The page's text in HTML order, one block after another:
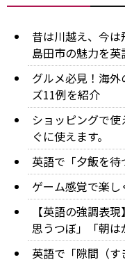
昔は川越え、今
島田市の魅力を英
グルメ必見！海
ズ11例を紹介
ショッピングで
ぐに使えます。
英語で「夕飯を待
ゲーム感覚で楽
【英語の強調表
思うつぼ」「朝は
英語で「隙間（す